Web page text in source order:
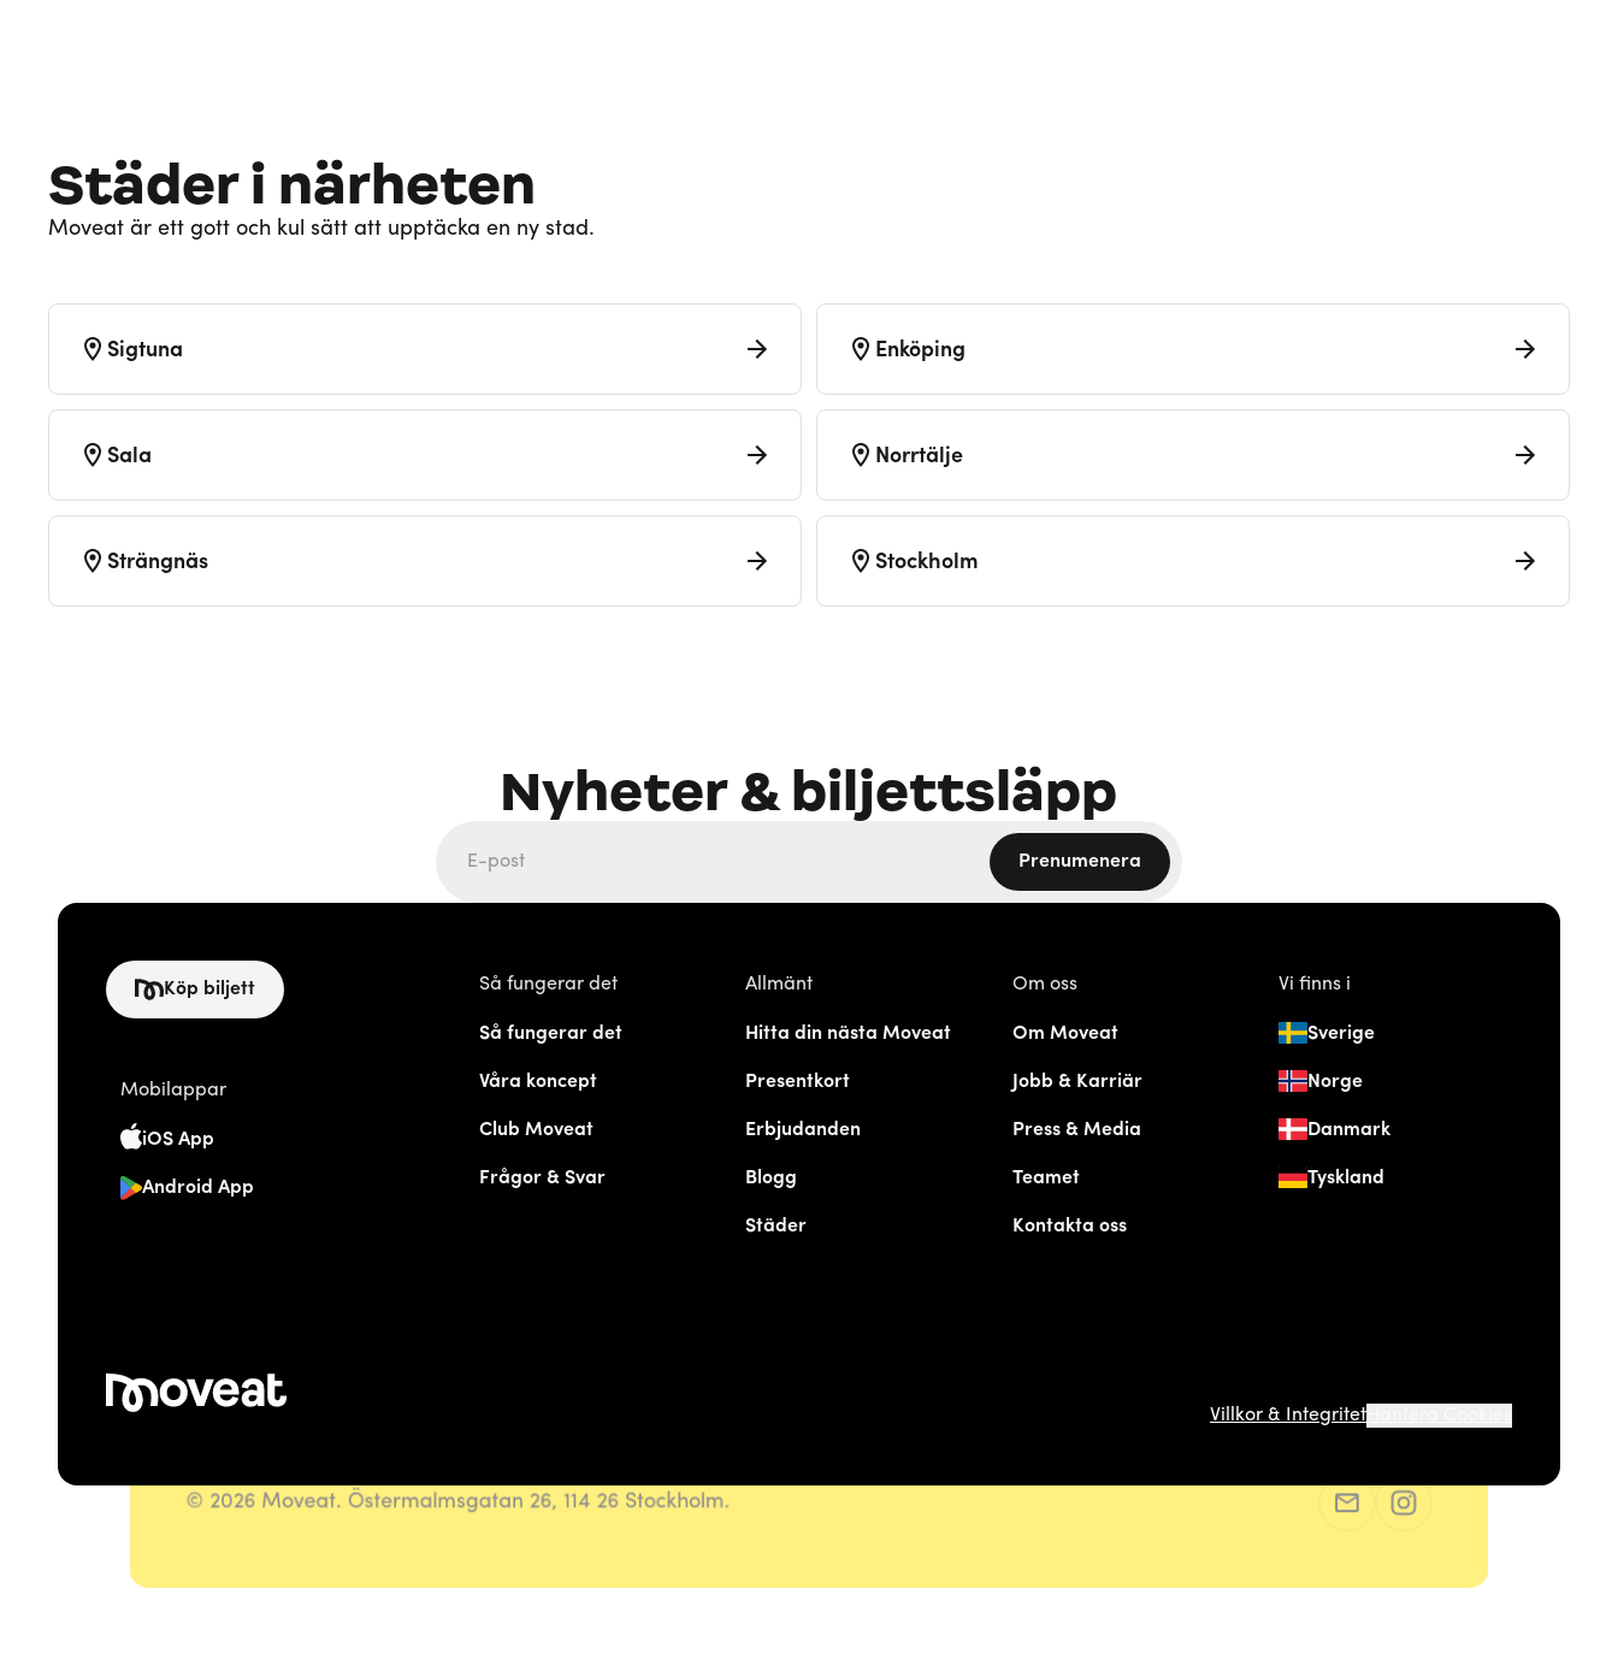
Städer i närheten
Moveat är ett gott och kul sätt att upptäcka en ny stad.
Sigtuna Enköping
Sala Norrtälje
Strängnäs Stockholm
Nyheter & biljettsläpp
Prenumenera
Köp biljett
Mobilappar
iOS App
Android App
Så fungerar det
Så fungerar det
Våra koncept
Club Moveat
Frågor & Svar
Allmänt
Hitta din nästa Moveat
Presentkort
Erbjudanden
Blogg
Städer
Om oss
Om Moveat
Jobb & Karriär
Press & Media
Teamet
Kontakta oss
Vi finns i
Sverige
Norge
Danmark
Tyskland
Villkor & Integritet
© 2026 Moveat. Östermalmsgatan 26, 114 26 Stockholm.